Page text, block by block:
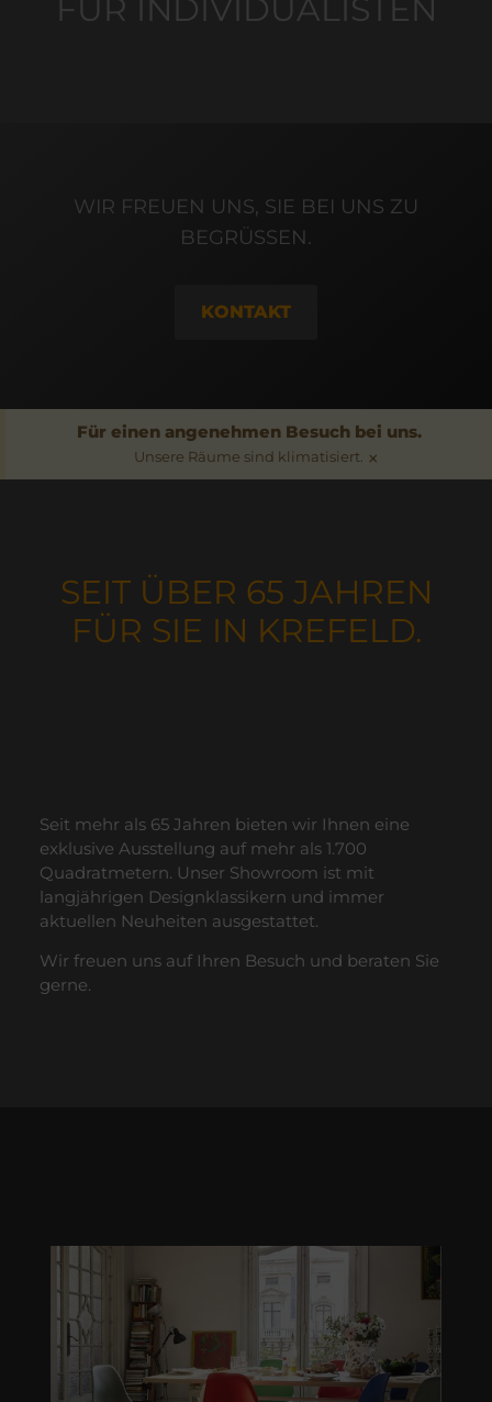
FÜR INDIVIDUALISTEN
WIR FREUEN UNS, SIE BEI UNS ZU
BEGRÜSSEN.
KONTAKT
Für einen angenehmen Besuch bei uns.
Unsere Räume sind klimatisiert. ×
SEIT ÜBER 65 JAHREN
FÜR SIE IN KREFELD.
Seit mehr als 65 Jahren bieten wir Ihnen eine
exklusive Ausstellung auf mehr als 1.700
Quadratmetern. Unser Showroom ist mit
langjährigen Designklassikern und immer
aktuellen Neuheiten ausgestattet.
Wir freuen uns auf Ihren Besuch und beraten Sie
gerne.